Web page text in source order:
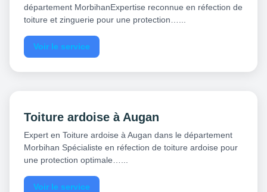
département MorbihanExpertise reconnue en réfection de
toiture et zinguerie pour une protection…...
Voir le service
Toiture ardoise à Augan
Expert en Toiture ardoise à Augan dans le département
Morbihan Spécialiste en réfection de toiture ardoise pour
une protection optimale…...
Voir le service